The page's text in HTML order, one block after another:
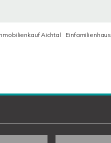
Aichtal
Einfamilienhaus